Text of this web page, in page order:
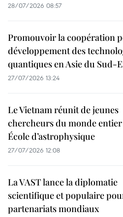
28/07/2026 08:57
Promouvoir la coopération
développement des
quantiques en Asie du Sud-
27/07/2026 13:24
Le Vietnam réunit de jeunes
chercheurs du monde entier
École d’astrophysique
27/07/2026 12:08
La VAST lance la diplomatie
scientifique et populaire
partenariats mondiaux